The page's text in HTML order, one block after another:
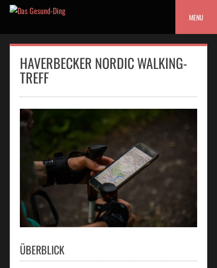
Skip
MENU
HAVERBECKER NORDIC WALKING-
TREFF
ÜBERBLICK